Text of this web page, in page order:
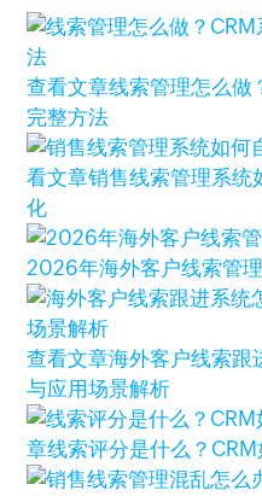
查看文章线索管理怎么做
完整方法
看文章销售线索管理系统
化
2026年海外客户线索管
查看文章海外客户线索跟
与应用场景解析
章线索评分是什么？